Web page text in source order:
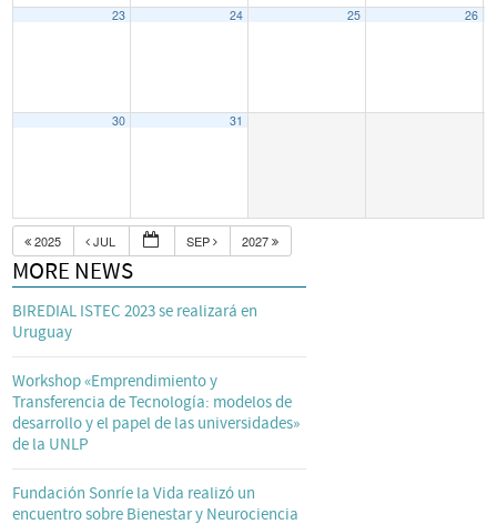
23 24 25 26
30 31
2025 JUL SEP 2027
MORE NEWS
BIREDIAL ISTEC 2023 se realizará en
Uruguay
Workshop «Emprendimiento y
Transferencia de Tecnología: modelos de
desarrollo y el papel de las universidades»
de la UNLP
Fundación Sonríe la Vida realizó un
encuentro sobre Bienestar y Neurociencia